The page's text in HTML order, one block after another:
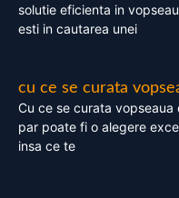
solutie eficienta in
esti in cautarea unei
cu ce se curata
Cu ce se curata
par poate fi o alegere
insa ce te